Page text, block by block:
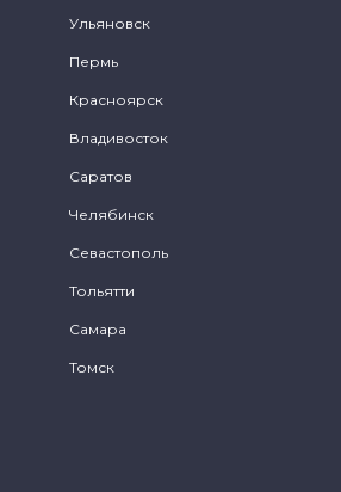
Ульяновск
Пермь
Красноярск
Владивосток
Саратов
Челябинск
Севастополь
Тольятти
Самара
Томск